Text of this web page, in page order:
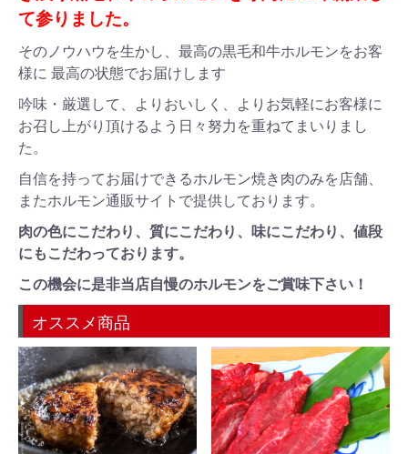
て参りました。
そのノウハウを生かし、最高の黒毛和牛ホルモンをお客
様に 最高の状態でお届けします
吟味・厳選して、よりおいしく、よりお気軽にお客様に
お召し上がり頂けるよう日々努力を重ねてまいりまし
た。
自信を持ってお届けできるホルモン焼き肉のみを店舗、
またホルモン通販サイトで提供しております。
肉の色にこだわり、質にこだわり、味にこだわり、値段
にもこだわっております。
この機会に是非当店自慢のホルモンをご賞味下さい！
オススメ商品